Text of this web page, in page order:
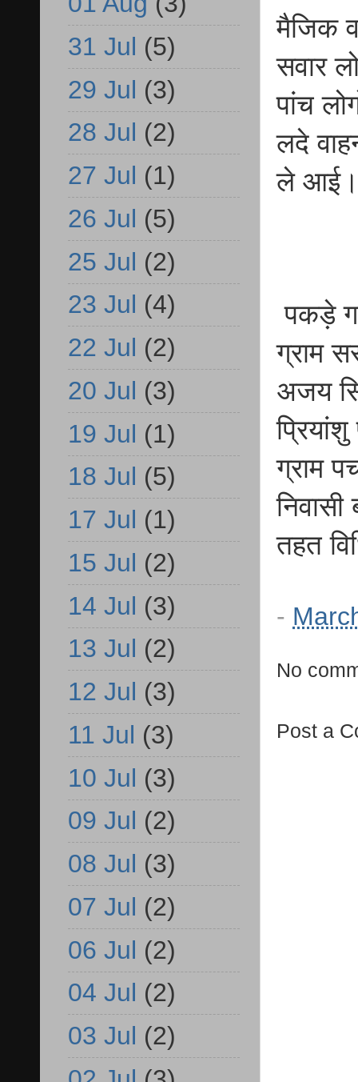
मैजिक
सवार
पांच
लदे
ले
पकड़े
ग्राम
अजय
ग्राम
तहत
-
No
Post a
31 Jul (5)
29 Jul (3)
28 Jul (2)
27 Jul (1)
26 Jul (5)
25 Jul (2)
23 Jul (4)
22 Jul (2)
20 Jul (3)
19 Jul (1)
18 Jul (5)
17 Jul (1)
15 Jul (2)
14 Jul (3)
13 Jul (2)
12 Jul (3)
11 Jul (3)
10 Jul (3)
09 Jul (2)
08 Jul (3)
07 Jul (2)
06 Jul (2)
04 Jul (2)
03 Jul (2)